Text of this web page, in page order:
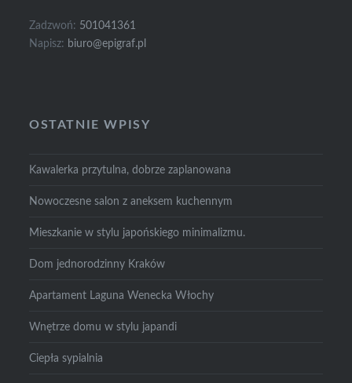
Zadzwoń: 501041361
Napisz: biuro@epigraf.pl
OSTATNIE WPISY
Kawalerka przytulna, dobrze zaplanowana
Nowoczesne salon z aneksem kuchennym
Mieszkanie w stylu japońskiego minimalizmu.
Dom jednorodzinny Kraków
Apartament Laguna Wenecka Włochy
Wnętrze domu w stylu japandi
Ciepła sypialnia